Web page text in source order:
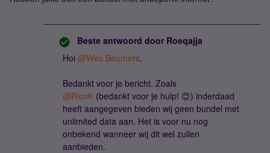
Beste antwoord door Roeqajja
Hoi @Wes Beumers,
Bedankt voor je bericht. Zoals
@RicoK (bedankt voor je hulp! 😊) inderdaad
heeft aangegeven bieden wij geen bundel met
unlimited data aan. Het is voor nu nog
onbekend wanneer wij dit wel zullen
aanbieden.